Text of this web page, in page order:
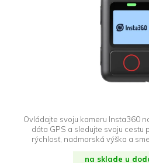
Ovládajte svoju kameru Insta360
dáta GPS a sledujte svoju cestu
rýchlosť, nadmorská výška a
na sklade u